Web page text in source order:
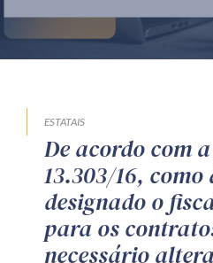
Produtos e
Mentoria
ESTATAIS
De acordo com a
13.303/16, como
designado o
para os
necessário